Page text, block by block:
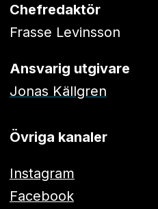
Chefredaktör
Frasse Levinsson
Ansvarig utgivare
Jonas Källgren
Övriga kanaler
Instagram
Facebook